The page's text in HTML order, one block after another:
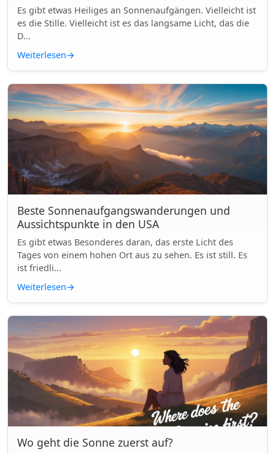
Es gibt etwas Heiliges an Sonnenaufgängen. Vielleicht ist
es die Stille. Vielleicht ist es das langsame Licht, das die
D...
Weiterlesen→
Beste Sonnenaufgangswanderungen und
Aussichtspunkte in den USA
Es gibt etwas Besonderes daran, das erste Licht des
Tages von einem hohen Ort aus zu sehen. Es ist still. Es
ist friedli...
Weiterlesen→
Wo geht die Sonne zuerst auf?